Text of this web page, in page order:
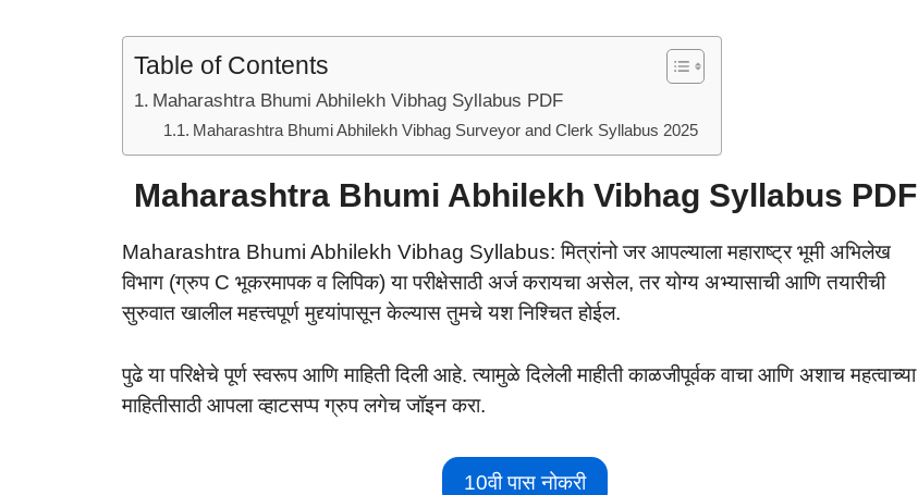
Table of Contents
Maharashtra Bhumi Abhilekh Vibhag Syllabus PDF
Maharashtra Bhumi Abhilekh Vibhag Surveyor and Clerk Syllabus 2025
Maharashtra Bhumi Abhilekh Vibhag Syllabus PDF
Maharashtra Bhumi Abhilekh Vibhag Syllabus: मित्रांनो जर आपल्याला महाराष्ट्र भूमी अभिलेख
विभाग (ग्रुप C भूकरमापक व लिपिक) या परीक्षेसाठी अर्ज करायचा असेल, तर योग्य अभ्यासाची आणि तयारीची
सुरुवात खालील महत्त्वपूर्ण मुद्द्यांपासून केल्यास तुमचे यश निश्चित होईल.
पुढे या परिक्षेचे पूर्ण स्वरूप आणि माहिती दिली आहे. त्यामुळे दिलेली माहीती काळजीपूर्वक वाचा आणि अशाच महत्वाच्या
माहितीसाठी आपला व्हाटसप्प ग्रुप लगेच जॉइन करा.
10वी पास नोकरी